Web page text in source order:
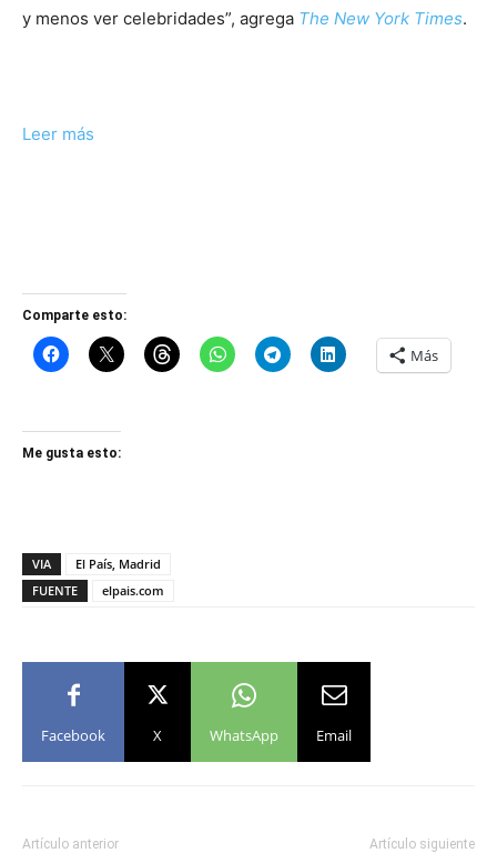
y menos ver celebridades”, agrega The New York Times.
Leer más
Comparte esto:
Más
Me gusta esto:
VIA
El País, Madrid
FUENTE
elpais.com
Facebook X WhatsApp Email
Artículo anterior Artículo siguiente